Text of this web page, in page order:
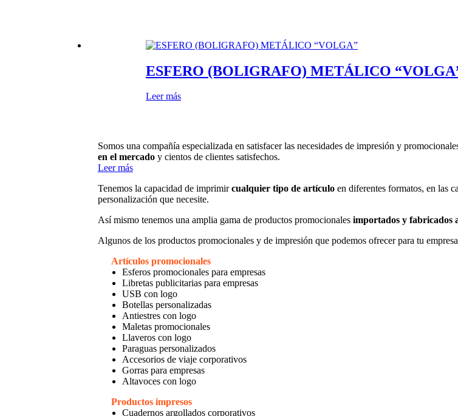
ESFERO (BOLIGRAFO) METÁLICO
Leer más
Somos una compañía especializada en satisfacer las necesidades de impresión y
en el mercadoy cientos de clientes satisfechos.
Leer más
Tenemos la capacidad de imprimircualquier tipo de artículoen diferentes formatos, en las
personalización que necesite.
Así mismo tenemos una amplia gama de productos promocionales importados y fabricados
Algunos de los productos promocionales y de impresión que podemos ofrecer para tu
Artículos promocionales
Esferos promocionales para empresas
Libretas publicitarias para empresas
USB con logo
Botellas personalizadas
Antiestres con logo
Maletas promocionales
Llaveros con logo
Paraguas personalizados
Accesorios de viaje corporativos
Gorras para empresas
Altavoces con logo
Productos impresos
Cuadernos argollados corporativos